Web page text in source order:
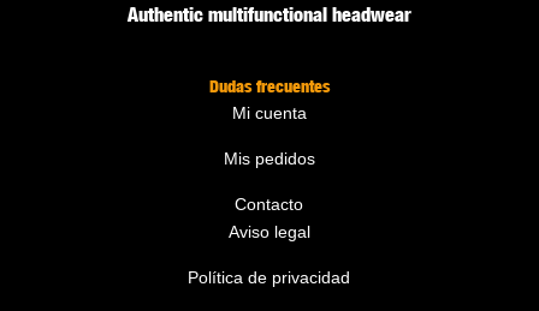
Authentic multifunctional headwear
Dudas frecuentes
Mi cuenta
Mis pedidos
Contacto
Aviso legal
Política de privacidad